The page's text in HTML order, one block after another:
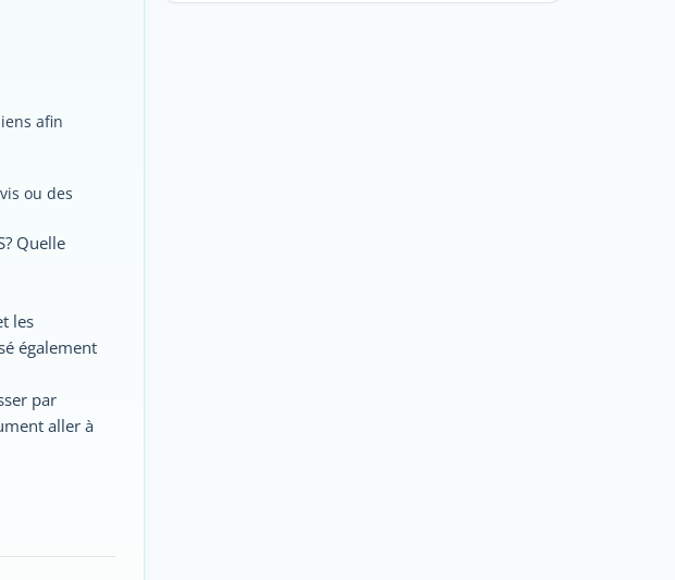
afin
ou des
Quelle
les
également
par
aller à